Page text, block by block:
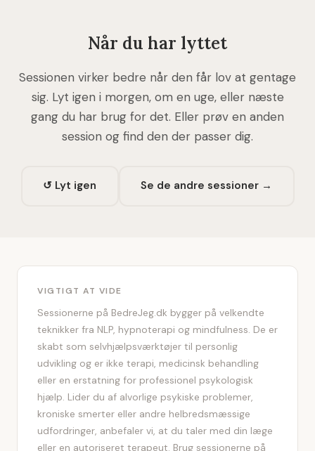
Når du har lyttet
Sessionen virker bedre når den får lov at gentage
sig. Lyt igen i morgen, om en uge, eller næste
gang du har brug for det. Eller prøv en anden
session og find den der passer dig.
↺ Lyt igen Se de andre sessioner →
VIGTIGT AT VIDE
Sessionerne på BedreJeg.dk bygger på velkendte
teknikker fra NLP, hypnoterapi og mindfulness. De er
skabt som selvhjælpsværktøjer til personlig
udvikling og er ikke terapi, medicinsk behandling
eller en erstatning for professionel psykologisk
hjælp. Lider du af alvorlige psykiske problemer,
kroniske smerter eller andre helbredsmæssige
udfordringer, anbefaler vi, at du taler med din læge
eller en autoriseret terapeut. Brug sessionerne på